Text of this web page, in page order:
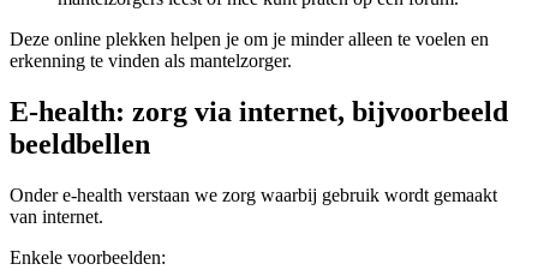
Deze online plekken helpen je om je minder alleen te voelen en
erkenning te vinden als mantelzorger.
E-health: zorg via internet, bijvoorbeeld
beeldbellen
Onder e-health verstaan we zorg waarbij gebruik wordt gemaakt
van internet.
Enkele voorbeelden: